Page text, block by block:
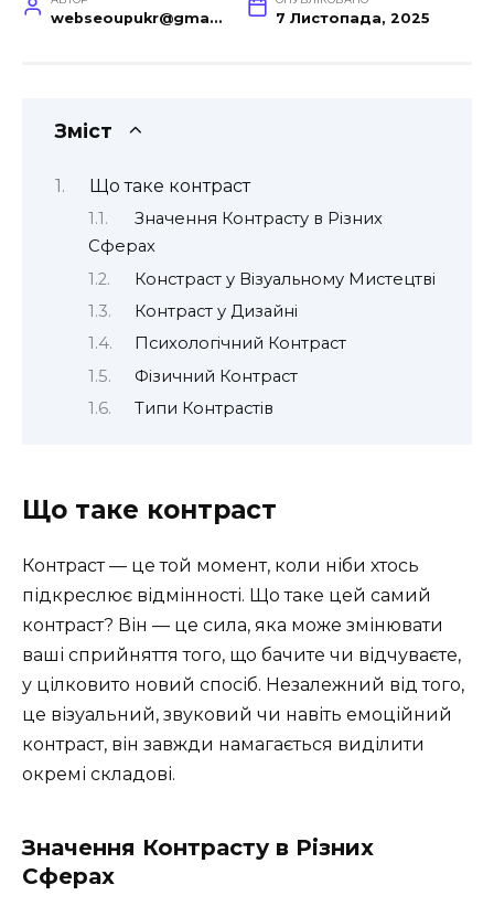
webseoupukr@gmail.com 7 Листопада, 2025
Зміст
Що таке контраст
Значення Контрасту в Різних
Сферах
Констраст у Візуальному Мистецтві
Контраст у Дизайні
Психологічний Контраст
Фізичний Контраст
Типи Контрастів
Що таке контраст
Контраст — це той момент, коли ніби хтось
підкреслює відмінності. Що таке цей самий
контраст? Він — це сила, яка може змінювати
ваші сприйняття того, що бачите чи відчуваєте,
у цілковито новий спосіб. Незалежний від того,
це візуальний, звуковий чи навіть емоційний
контраст, він завжди намагається виділити
окремі складові.
Значення Контрасту в Різних
Сферах